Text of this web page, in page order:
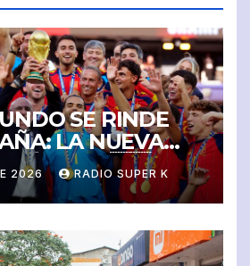
SE RINDE
LA NUEVA
FÚTBOL! 🇪🇸
2026 RADIO SUPER K